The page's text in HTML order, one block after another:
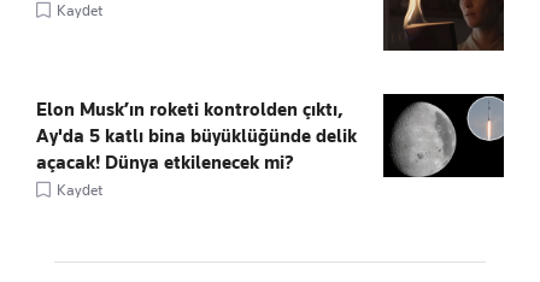
Kaydet
Elon Musk’ın roketi kontrolden çıktı,
Ay'da 5 katlı bina büyüklüğünde delik
açacak! Dünya etkilenecek mi?
Kaydet